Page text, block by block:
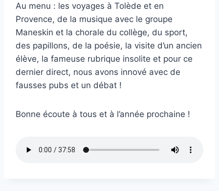
Au menu : les voyages à Tolède et en
Provence, de la musique avec le groupe
Maneskin et la chorale du collège, du sport,
des papillons, de la poésie, la visite d’un ancien
élève, la fameuse rubrique insolite et pour ce
dernier direct, nous avons innové avec de
fausses pubs et un débat !
Bonne écoute à tous et à l’année prochaine !